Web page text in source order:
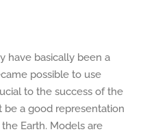
have basically been a
possible to use
to the success of the
a good representation
Earth. Models are